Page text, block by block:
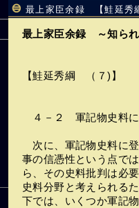
最上家臣余録 【鮭延
最上家臣余録 ～知ら
【鮭延秀綱 （７)】
４－２ 軍記物史料に
次に、軍記物史料に
事の信憑性という点で
ら、その史料批判は必
史料分野と考えられる
下では、いくつか軍記